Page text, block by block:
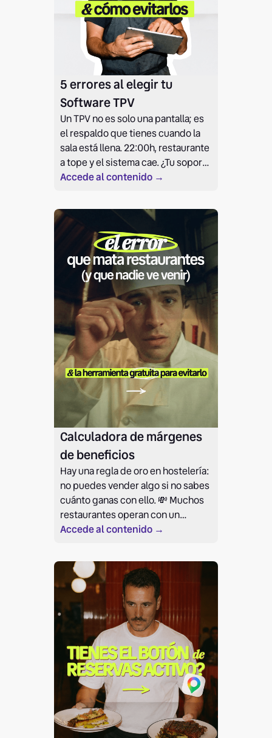
5 errores al elegir tu
Software TPV
Un TPV no es solo una pantalla; es
el respaldo que tienes cuando la
sala está llena. 22:00h, restaurante
a tope y el sistema cae. ¿Tu soporte
es un bot que tarda 48h o una
Accede al contenido →
Calculadora de márgenes
de beneficios
Hay una regla de oro en hostelería:
no puedes vender algo si no sabes
cuánto ganas con ello. 💸 Muchos
restaurantes operan con un
margen bruto del 70%, pero
sueldos y luz? No adivines tus
precios, calcúlalos.
Accede al contenido →